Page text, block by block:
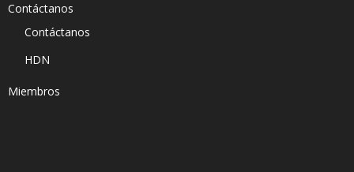
Contáctanos
Contáctanos
HDN
Miembros